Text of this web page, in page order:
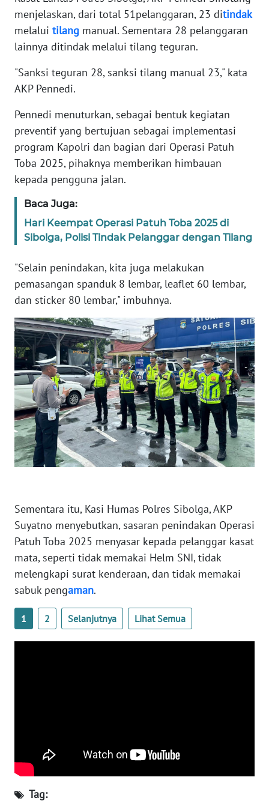
menjelaskan, dari total 51pelanggaran, 23 ditindak
melalui tilang manual. Sementara 28 pelanggaran
lainnya ditindak melalui tilang teguran.
"Sanksi teguran 28, sanksi tilang manual 23," kata
AKP Pennedi.
Pennedi menuturkan, sebagai bentuk kegiatan
preventif yang bertujuan sebagai implementasi
program Kapolri dan bagian dari Operasi Patuh
Toba 2025, pihaknya memberikan himbauan
kepada pengguna jalan.
Baca Juga:
Hari Keempat Operasi Patuh Toba 2025 di
Sibolga, Polisi Tindak Pelanggar dengan Tilang
"Selain penindakan, kita juga melakukan
pemasangan spanduk 8 lembar, leaflet 60 lembar,
dan sticker 80 lembar," imbuhnya.
Sementara itu, Kasi Humas Polres Sibolga, AKP
Suyatno menyebutkan, sasaran penindakan Operasi
Patuh Toba 2025 menyasar kepada pelanggar kasat
mata, seperti tidak memakai Helm SNI, tidak
melengkapi surat kenderaan, dan tidak memakai
sabuk pengaman.
1 2 Selanjutnya Lihat Semua
Tag:
WN
SERAMBI
WN
JAMBI
SULTRA
WN
NTB
SULTENG
SULBAR
WN
WN
SUMBAR
WN
SUMSEL
WN
BENGKULU
WN
JATENG
NUSANTARA
WN
JOGJA
KALBAR
WN
KALTENG